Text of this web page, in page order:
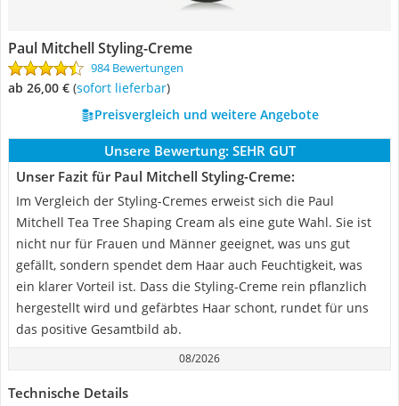
Paul Mitchell Styling-Creme
984 Bewertungen
ab 26,00 € ( Sofort lieferbar)
Preisvergleich und weitere Angebote
Unsere Bewertung: SEHR GUT
Unser Fazit für Paul Mitchell Styling-Creme:
Im Vergleich der Styling-Cremes erweist sich die Paul
Mitchell Tea Tree Shaping Cream als eine gute Wahl. Sie ist
nicht nur für Frauen und Männer geeignet, was uns gut
gefällt, sondern spendet dem Haar auch Feuchtigkeit, was
ein klarer Vorteil ist. Dass die Styling-Creme rein pflanzlich
hergestellt wird und gefärbtes Haar schont, rundet für uns
das positive Gesamtbild ab.
08/2026
Technische Details